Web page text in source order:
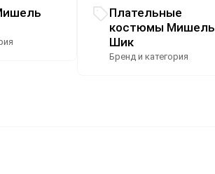
Плательные
костюмы Мишель
Шик
Бренд и категория